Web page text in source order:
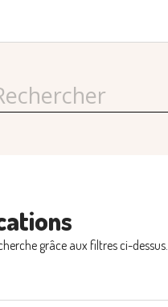
grâce aux filtres ci-dessus.